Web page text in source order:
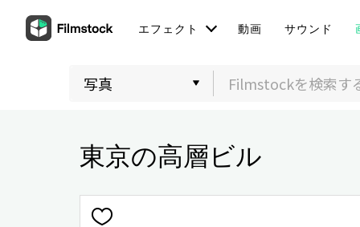
エフェクト 動画 サウンド
東京の高層ビル